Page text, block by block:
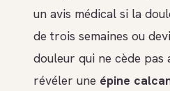
un avis médical si la
de trois semaines ou
douleur qui ne cède pas
révéler une épine